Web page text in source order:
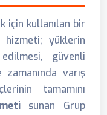
için kullanılan bir
hizmeti; yüklerin
güvenli
varış
tamamını
sunan Grup